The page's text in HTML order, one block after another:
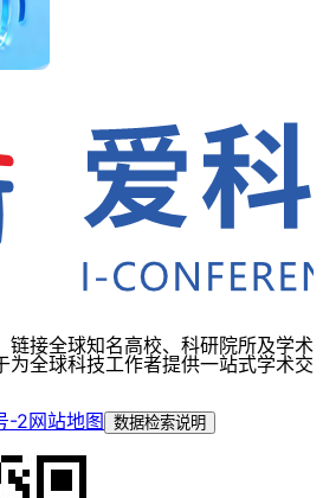
链接全球知名高校、科研院所及学术
为全球科技工作者提供一站式学术交
-2网站地图 数据检索说明